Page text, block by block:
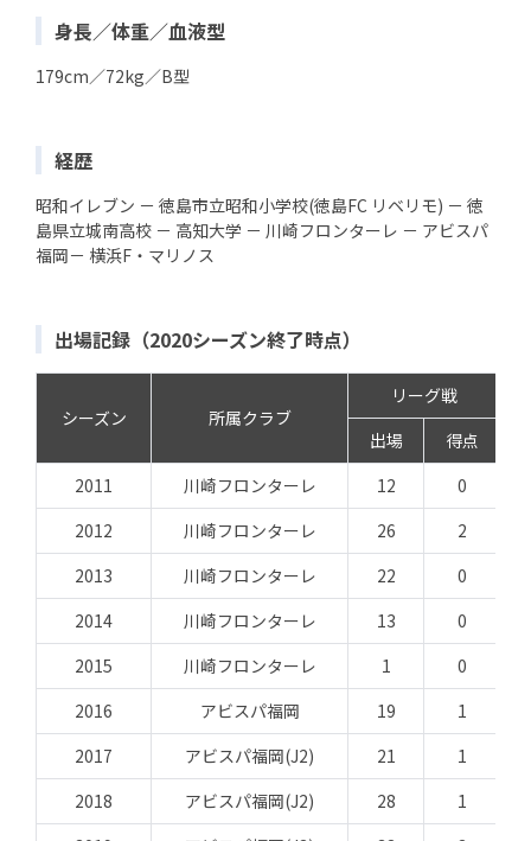
身長／体重／血液型
179cm／72kg／B型
経歴
昭和イレブン － 徳島市立昭和小学校(徳島FC リベリモ) － 徳
島県立城南高校 － 高知大学 － 川崎フロンターレ － アビスパ
福岡－ 横浜F・マリノス
出場記録（2020シーズン終了時点）
シーズン 所属クラブ
リーグ戦
出場
得点
2011
川崎フロンターレ 12
0
2012
川崎フロンターレ 26
2
2013
川崎フロンターレ 22
0
2014
川崎フロンターレ 13
0
2015
川崎フロンターレ 1
0
2016
アビスパ福岡 19
1
2017
アビスパ福岡(J2) 21
1
2018
アビスパ福岡(J2) 28
1